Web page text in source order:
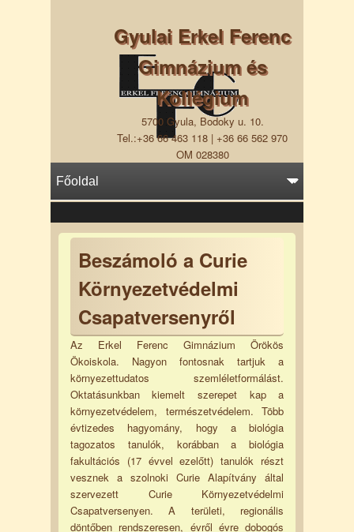
Gyulai Erkel Ferenc
Gimnázium és
Kollégium
5700 Gyula, Bodoky u. 10.
Tel.:+36 66 463 118 | +36 66 562 970
OM 028380
Beszámoló a Curie
Környezetvédelmi
Csapatversenyről
Az Erkel Ferenc Gimnázium Örökös
Ökoiskola. Nagyon fontosnak tartjuk a
környezettudatos szemléletformálást.
Oktatásunkban kiemelt szerepet kap a
környezetvédelem, természetvédelem. Több
évtizedes hagyomány, hogy a biológia
tagozatos tanulók, korábban a biológia
fakultációs (17 évvel ezelőtt) tanulók részt
vesznek a szolnoki Curie Alapítvány által
szervezett Curie Környezetvédelmi
Csapatversenyen. A területi, regionális
döntőben rendszeresen, évről évre dobogós